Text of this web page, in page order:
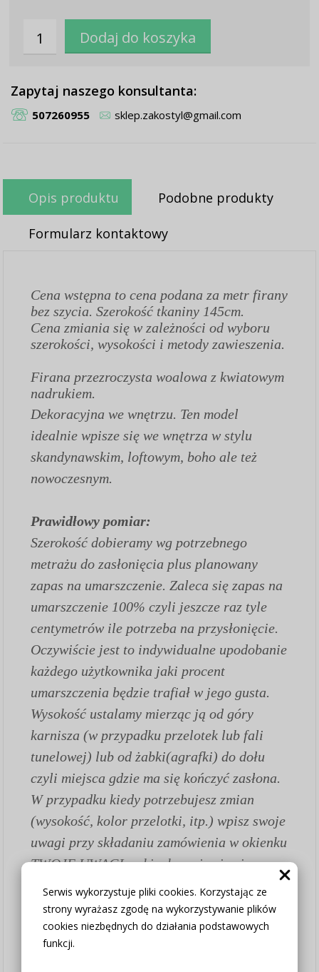
Serwis wykorzystuje pliki cookies. Korzystając ze
strony wyrażasz zgodę na wykorzystywanie plików
cookies niezbędnych do działania podstawowych
funkcji.
Zapytaj naszego konsultanta:
507260955 sklep.zakostyl@gmail.com
Opis produktu Podobne produkty
Formularz kontaktowy
Cena wstępna to cena podana za metr firany
bez szycia. Szerokość tkaniny 145cm.
Cena zmiania się w zależności od wyboru
szerokości, wysokości i metody zawieszenia.
Firana przezroczysta woalowa z kwiatowym
nadrukiem.
Dekoracyjna we wnętrzu. Ten model
idealnie wpisze się we wnętrza w stylu
skandynawskim, loftowym, boho ale też
nowoczesnym.
Prawidłowy pomiar:
Szerokość dobieramy wg potrzebnego
metrażu do zasłonięcia plus planowany
zapas na umarszczenie. Zaleca się zapas na
umarszczenie 100% czyli jeszcze raz tyle
centymetrów ile potrzeba na przysłonięcie.
Oczywiście jest to indywidualne upodobanie
każdego użytkownika jaki procent
umarszczenia będzie trafiał w jego gusta.
Wysokość ustalamy mierząc ją od góry
karnisza (w przypadku przelotek lub fali
tunelowej) lub od żabki(agrafki) do dołu
czyli miejsca gdzie ma się kończyć zasłona.
W przypadku kiedy potrzebujesz zmian
(wysokość, kolor przelotki, itp.) wpisz swoje
uwagi przy składaniu zamówienia w okienku
TWOJE UWAGI - okienko pojawia się przy
wyborze formy zapłaty i wysyłki.
Jak złożyć zamówienie:
1.Wybierz opcję czy firana szyta na wymiar